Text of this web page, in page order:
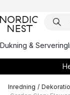
Dukning & Servering
Inredning /